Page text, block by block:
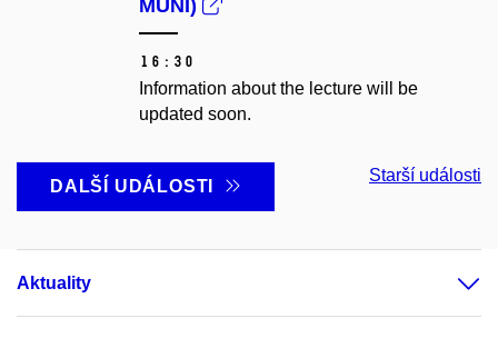
MUNI)
16:30
Information about the lecture will be
updated soon.
DALŠÍ UDÁLOSTI
Starší události
Aktuality